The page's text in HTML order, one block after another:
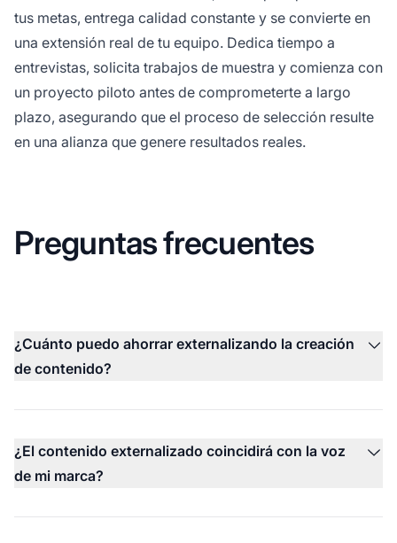
tus metas, entrega calidad constante y se convierte en
una extensión real de tu equipo. Dedica tiempo a
entrevistas, solicita trabajos de muestra y comienza con
un proyecto piloto antes de comprometerte a largo
plazo, asegurando que el proceso de selección resulte
en una alianza que genere resultados reales.
Preguntas frecuentes
¿Cuánto puedo ahorrar externalizando la creación
de contenido?
¿El contenido externalizado coincidirá con la voz
de mi marca?